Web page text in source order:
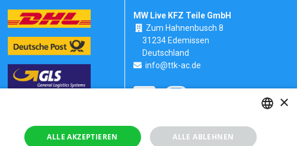
MW Live KFZ Teile GmbH
Zum Hahnenbusch 8
31234 Edemissen
Deutschland
info@ttk-ac.de
GERMAN
×
ALLE AKZEPTIEREN ALLE ABLEHNEN